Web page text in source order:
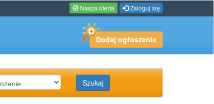
Nasza oferta Zaloguj się
Dodaj ogłoszenie
Szukaj